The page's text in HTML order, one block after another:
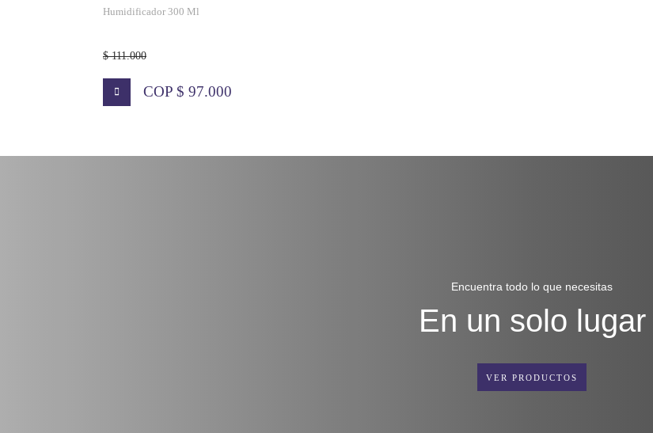
Humidificador 300 Ml
$ 111.000
COP $ 97.000
Encuentra todo lo que necesitas
En un solo lugar
VER PRODUCTOS